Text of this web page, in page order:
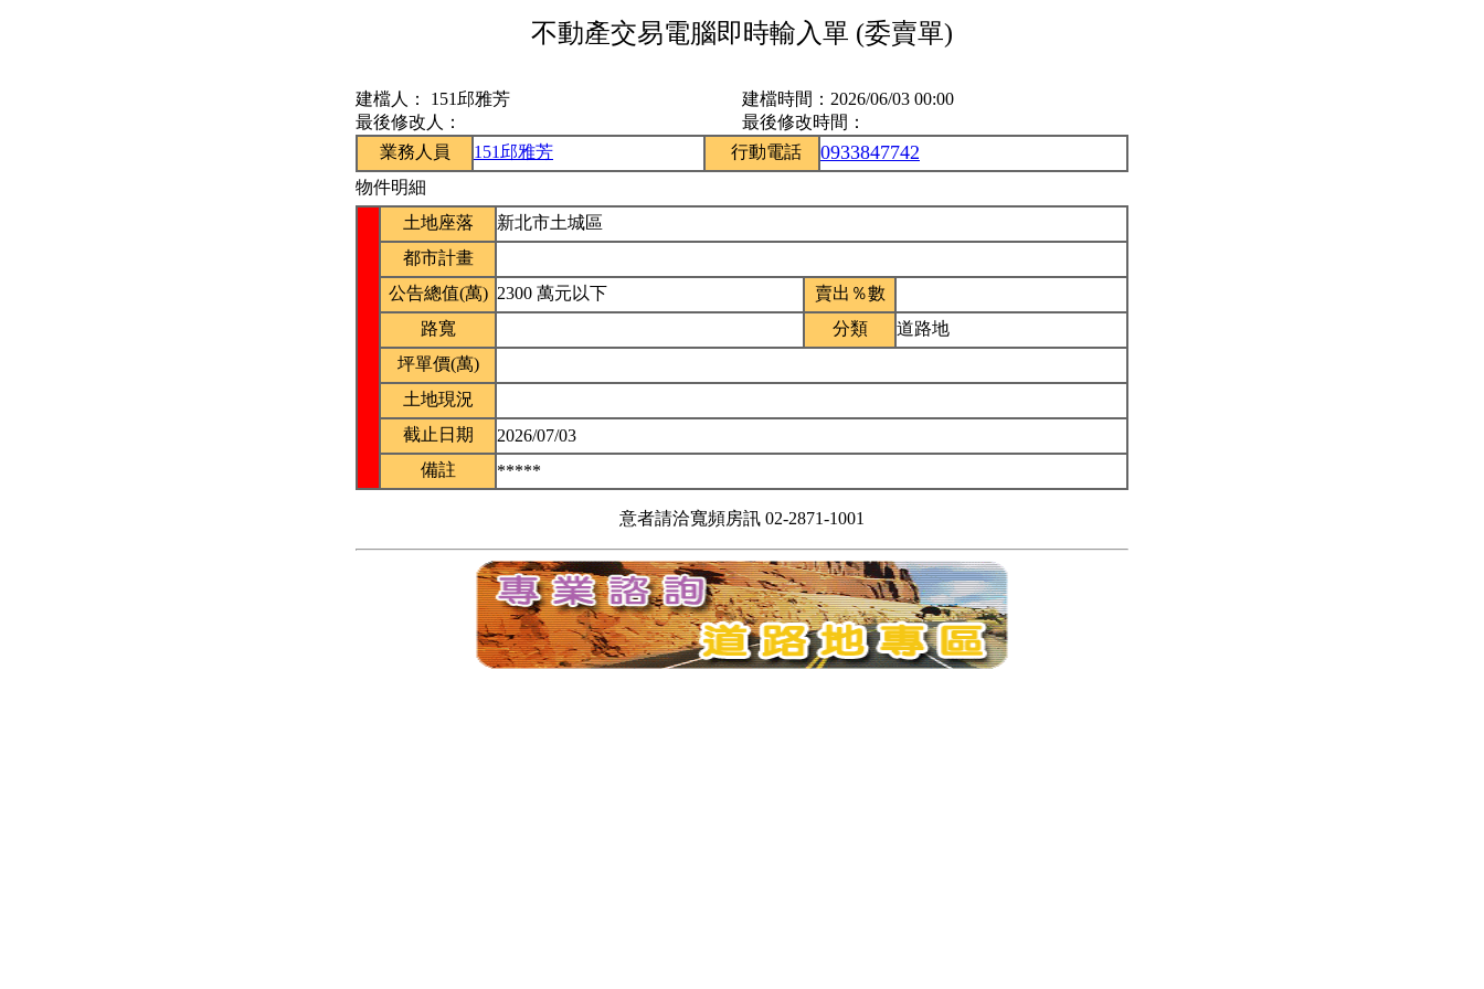
不動產交易電腦即時輸入單 (委賣單)
建檔人： 151邱雅芳 建檔時間： 2026/06/03 00:00
最後修改人：
最後修改時間：
業務人員
151邱雅芳 行動電話 0933847742
物件明細
土地座落
新北市土城區
都市計畫
公告總值(萬) 2300 萬元以下
賣出％數
路寬
分類
道路地
坪單價(萬)
土地現況
截止日期
2026/07/03
備註
*****
意者請洽寬頻房訊 02-2871-1001